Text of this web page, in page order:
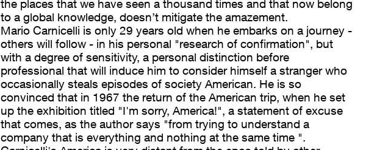
the places that we have seen a thousand times and that now belong
to a global knowledge, doesn’t mitigate the amazement.
Mario Carnicelli is only 29 years old when he embarks on a journey -
others will follow - in his personal "research of confirmation", but
with a degree of sensitivity, a personal distinction before
professional that will induce him to consider himself a stranger who
occasionally steals episodes of society American. He is so
convinced that in 1967 the return of the American trip, when he set
up the exhibition titled "I'm sorry, America!", a statement of excuse
that comes, as the author says "from trying to understand a
company that is everything and nothing at the same time ".